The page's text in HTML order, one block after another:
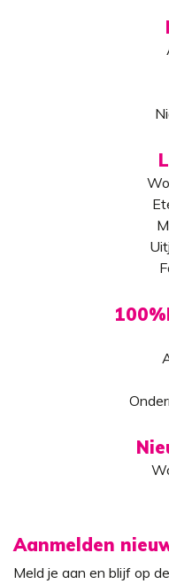
Aanmelden
Meld je aan en blijf op